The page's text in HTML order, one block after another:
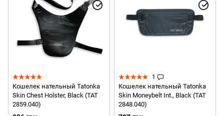
Кошелек нательный Tatonka
Skin Chest Holster, Black (TAT
2859.040)
1
Кошелек нательный Tatonka
Skin Moneybelt Int., Black (TAT
2848.040)